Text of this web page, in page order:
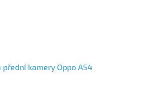
přední kamery Oppo A54